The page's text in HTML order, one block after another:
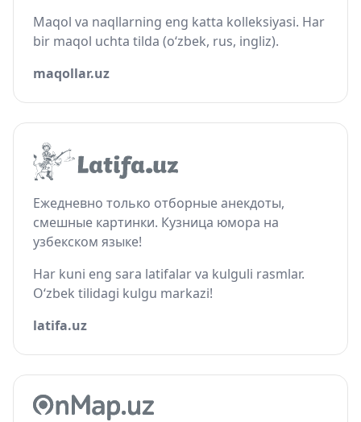
Maqol va naqllarning eng katta kolleksiyasi. Har
bir maqol uchta tilda (o‘zbek, rus, ingliz).
maqollar.uz
Ежедневно только отборные анекдоты,
смешные картинки. Кузница юмора на
узбекском языке!
Har kuni eng sara latifalar va kulguli rasmlar.
O‘zbek tilidagi kulgu markazi!
latifa.uz